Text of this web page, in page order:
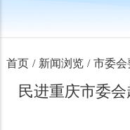
首页 / 新闻浏览 / 市委会
民进重庆市委